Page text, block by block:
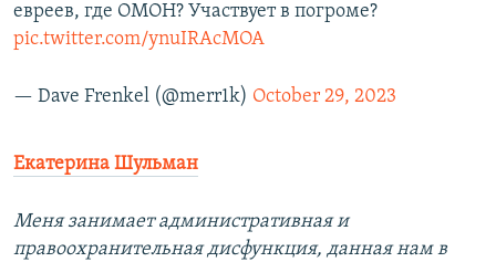
евреев, где ОМОН? Участвует в погроме?
pic.twitter.com/ynuIRAcMOA
— Dave Frenkel (@merr1k) October 29, 2023
Екатерина Шульман
Меня занимает административная и
правоохранительная дисфункция, данная нам в